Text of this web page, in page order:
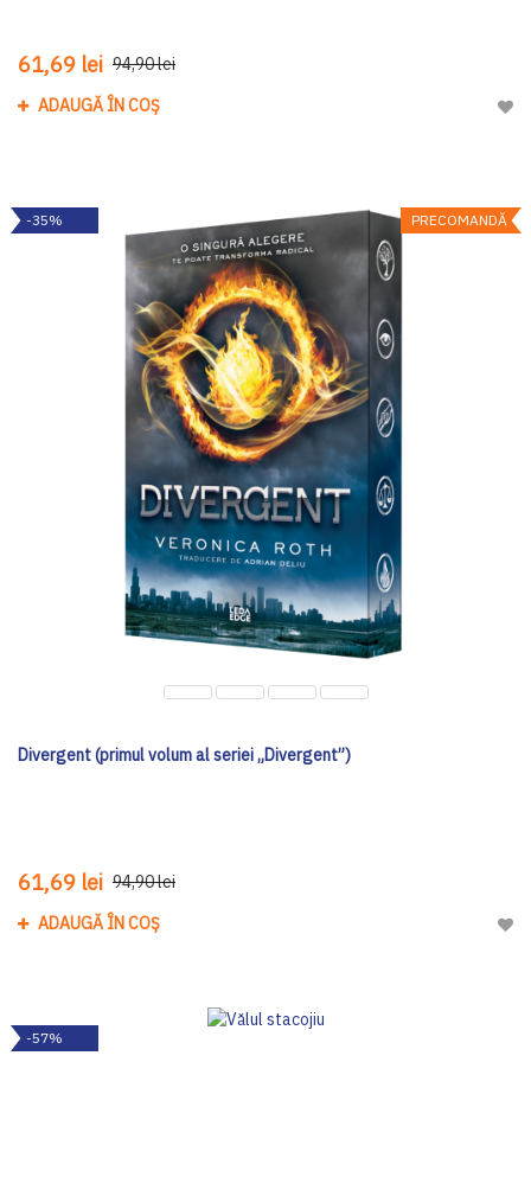
61,69 lei 94,90 lei
ADAUGĂ ÎN COȘ
PRECOMANDĂ
-35%
Divergent (primul volum al seriei „Divergent”)
61,69 lei 94,90 lei
ADAUGĂ ÎN COȘ
-57%